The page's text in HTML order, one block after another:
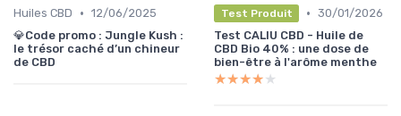
Huiles CBD • 12/06/2025
💎Code promo : Jungle Kush :
le trésor caché d’un chineur
de CBD
Test Produit • 30/01/2026
Test CALIU CBD - Huile de
CBD Bio 40% : une dose de
bien-être à l'arôme menthe
★★★★★
★★★★★